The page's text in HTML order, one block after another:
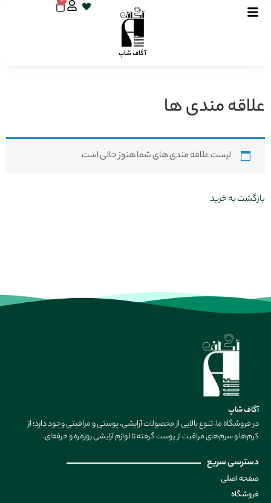
آگاف شاپ
علاقه مندی ها
لیست علاقه مندی های شما هنوز خالی است
بازگشت به خرید
در فروشگاه ما، تنوع بالایی از محصولات آرایشی، پوستی و مراقبتی وجود دارد؛ از
کرم‌ها و سرم‌های مراقبت از پوست گرفته تا لوازم آرایشی روزمره و حرفه‌ای.
آگاف شاپ
دسترسی سریع
صفحه اصلی
فروشگاه